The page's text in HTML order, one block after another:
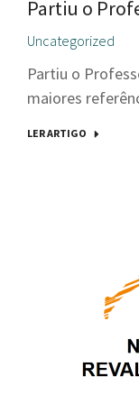
Partiu o
Uncategorized
Partiu o
maiores
LER ARTIGO